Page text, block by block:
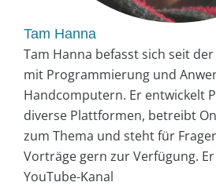
Tam Hanna
Tam Hanna befasst sich seit der
mit Programmierung und
Handcomputern. Er entwickelt
diverse Plattformen, betreibt
zum Thema und steht für
Vorträge gern zur Verfügung.
YouTube-Kanal